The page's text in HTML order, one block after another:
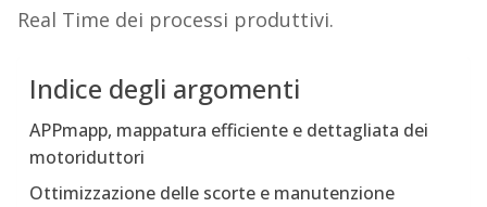
Real Time dei processi produttivi.
Indice degli argomenti
APPmapp, mappatura efficiente e dettagliata dei
motoriduttori
Ottimizzazione delle scorte e manutenzione